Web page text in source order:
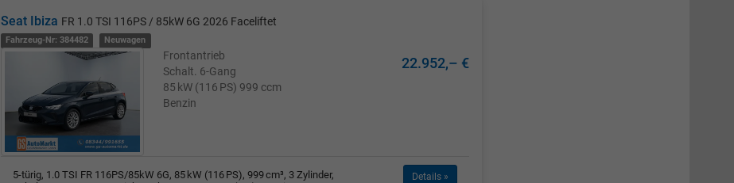
Seat Ibiza FR 1.0 TSI 116PS / 85kW 6G 2026 Faceliftet
Fahrzeug-Nr: 384482 Neuwagen
Frontantrieb
Schalt. 6-Gang
85 kW (116 PS) 999 ccm
Benzin
22.952,– €
5-türig, 1.0 TSI FR 116PS/85kW 6G, 85 kW (116 PS), 999 cm³, 3 Zylinder,
Details »